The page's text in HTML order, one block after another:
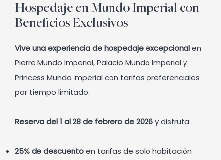
Hospedaje en Mundo Imperial con
Beneficios Exclusivos
Vive una experiencia de hospedaje excepcionalen
Pierre Mundo Imperial, Palacio Mundo Imperial y
Princess Mundo Imperial con tarifas preferenciales
por tiempo limitado.
Reserva del 1 al 28 de febrero de 2026y disfruta:
25% de descuentoen tarifas de solo habitación